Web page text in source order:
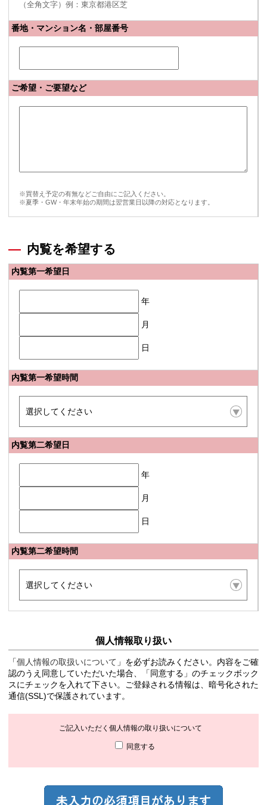
（全角文字）例：東京都港区芝
番地・マンション名・部屋番号
ご希望・ご要望など
※買替え予定の有無などご自由にご記入ください。
※夏季・GW・年末年始の期間は翌営業日以降の対応となります。
内覧を希望する
内覧第一希望日
年
月
日
内覧第一希望時間
内覧第二希望日
年
月
日
内覧第二希望時間
個人情報取り扱い
「個人情報の取扱いについて 」を必ずお読みください。内容をご確
認のうえ同意していただいた場合、「同意する」のチェックボック
スにチェックを入れて下さい。ご登録される情報は、暗号化された
通信(SSL)で保護されています。
ご記入いただく個人情報の取り扱いについて
同意する